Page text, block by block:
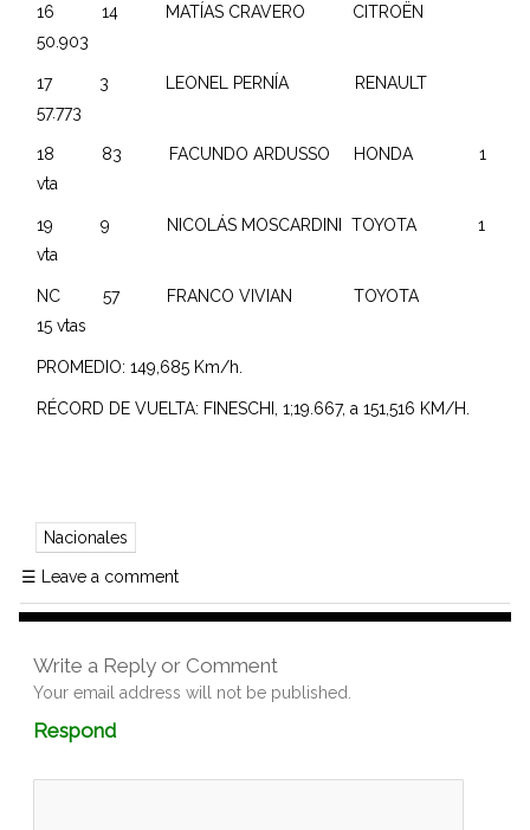
16 14 MATÍAS CRAVERO CITROËN
50.903
17 3 LEONEL PERNÍA RENAULT
57.773
18 83 FACUNDO ARDUSSO HONDA 1
vta
19 9 NICOLÁS MOSCARDINI TOYOTA 1
vta
NC 57 FRANCO VIVIAN TOYOTA
15 vtas
PROMEDIO: 149,685 Km/h.
RÉCORD DE VUELTA: FINESCHI, 1;19.667, a 151,516 KM/H.
Nacionales
☰ Leave a comment
Write a Reply or Comment
Your email address will not be published.
RespondComment
box